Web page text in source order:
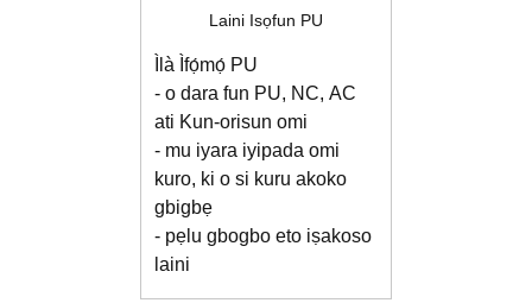
Laini Isọfun PU
Ìlà Ìfọ́mọ́ PU
- o dara fun PU, NC, AC
ati Kun-orisun omi
- mu iyara iyipada omi
kuro, ki o si kuru akoko
gbigbẹ
- pẹlu gbogbo eto iṣakoso
laini